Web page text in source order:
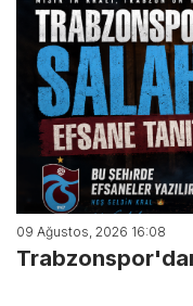
09 Ağustos, 2026 16:08